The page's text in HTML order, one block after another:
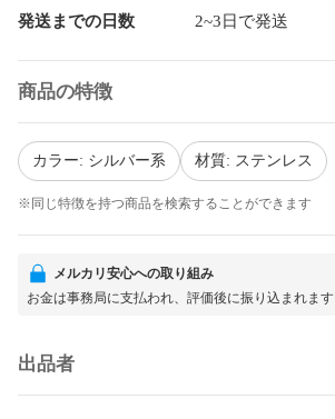
発送までの日数 2~3日で発送
商品の特徴
カラー: シルバー系 材質: ステンレス
※同じ特徴を持つ商品を検索することができます
メルカリ安心への取り組み
お金は事務局に支払われ、評価後に振り込まれます
出品者